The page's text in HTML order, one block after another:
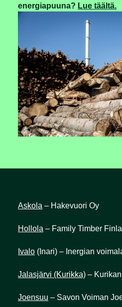
energiapuuna? Lue täältä.
Askola – Hakevuori Oy
Hollola – Family Timber
Ivalo (Inari) – Inergian
Jalasjärvi (Kurikka) –
Joensuu – Savon Voiman